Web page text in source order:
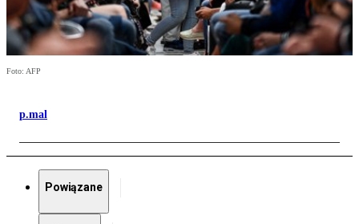
Foto: AFP
p.mal
Powiązane